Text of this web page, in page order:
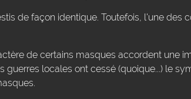
de façon identique. Toutefois, l'une des
de certains masques accordent une
guerres locales ont cessé (quoique...) le